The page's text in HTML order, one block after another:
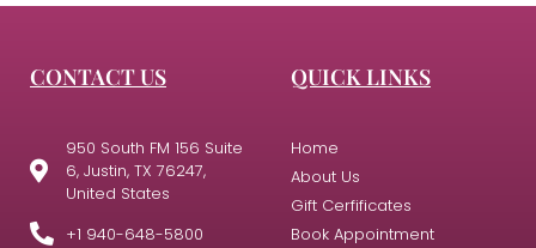
CONTACT US
950 South FM 156 Suite
6, Justin, TX 76247,
United States
+1 940-648-5800
QUICK LINKS
Home
About Us
Gift Cerfificates
Book Appointment